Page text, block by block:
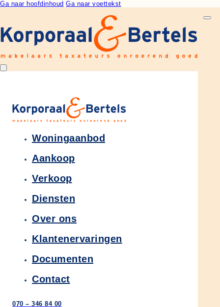
Ga naar hoofdinhoud Ga naar voettekst
Woningaanbod
Aankoop
Verkoop
Diensten
Over ons
Klantenervaringen
Documenten
Contact
070 – 346 84 00